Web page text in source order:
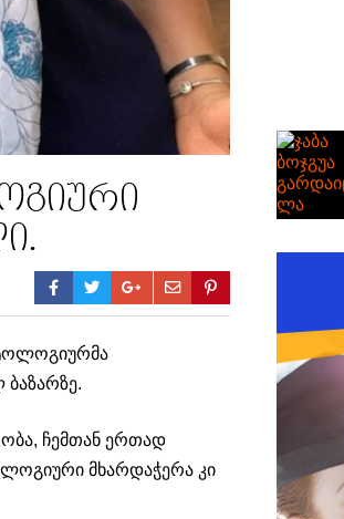
ჩემთან ერთად
მხარდაჭერა კი